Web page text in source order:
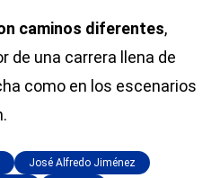
caminos diferentes,
de una carrera llena de
como en los escenarios
José Alfredo Jiménez